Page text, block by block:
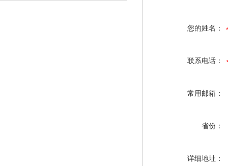
您的姓名：
联系电话：
常用邮箱：
省份：
详细地址：